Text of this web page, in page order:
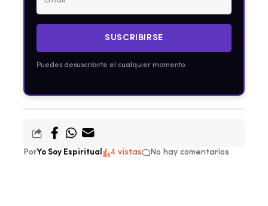
SUSCRIBIRSE
Puedes desuscribirte el cualquier momento.
PorYo Soy Espiritual 4 vistas No hay comentarios